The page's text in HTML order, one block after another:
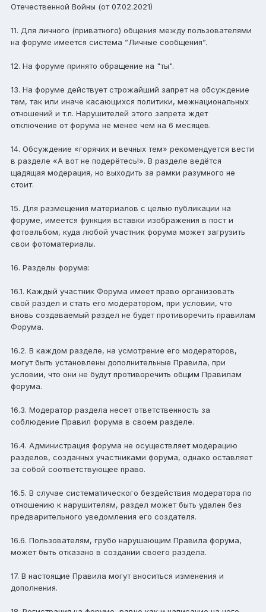
Отечественной Войны (от 07.02.2021)
11. Для личного (приватного) общения между пользователями
на форуме имеется система ”Личные сообщения”.
12. На форуме принято обращение на "ты".
13. На форуме действует строжайший запрет на обсуждение
тем, так или иначе касающихся политики, межнациональных
отношений и т.п. Нарушителей этого запрета ждет
отключение от форума не менее чем на 6 месяцев.
14. Обсуждение «горячих и вечных тем» рекомендуется вести
в разделе «А вот не подерётесь!». В разделе ведётся
щадящая модерация, но выходить за рамки разумного не
стоит.
15. Для размещения материалов с целью публикации на
форуме, имеется функция вставки изображения в пост и
фотоальбом, куда любой участник форума может загрузить
свои фотоматериалы.
16. Разделы форума:
16.1. Каждый участник Форума имеет право организовать
свой раздел и стать его модератором, при условии, что
вновь создаваемый раздел не будет противоречить правилам
Форума.
16.2. В каждом разделе, на усмотрение его модераторов,
могут быть установлены дополнительные Правила, при
условии, что они не будут противоречить общим Правилам
форума.
16.3. Модератор раздела несет ответственность за
соблюдение Правил форума в своем разделе.
16.4. Администрация форума не осуществляет модерацию
разделов, созданных участниками форума, однако оставляет
за собой соответствующее право.
16.5. В случае систематического бездействия модератора по
отношению к нарушителям, раздел может быть удален без
предварительного уведомления его создателя.
16.6. Пользователям, грубо нарушающим Правила форума,
может быть отказано в создании своего раздела.
17. В настоящие Правила могут вноситься изменения и
дополнения.